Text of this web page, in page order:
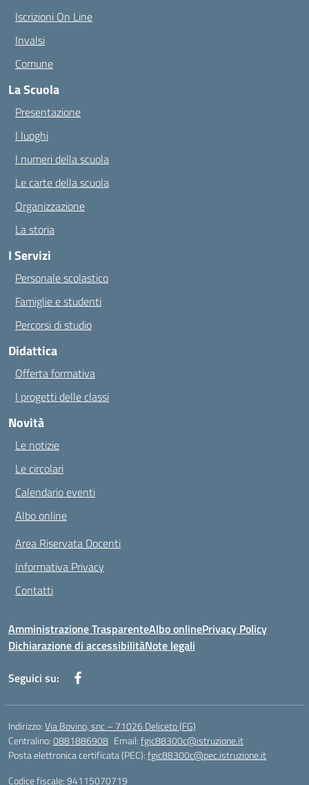
Iscrizioni On Line
Invalsi
Comune
La Scuola
Presentazione
I luoghi
I numeri della scuola
Le carte della scuola
Organizzazione
La storia
I Servizi
Personale scolastico
Famiglie e studenti
Percorsi di studio
Didattica
Offerta formativa
I progetti delle classi
Novità
Le notizie
Le circolari
Calendario eventi
Albo online
Area Riservata Docenti
Informativa Privacy
Contatti
Amministrazione TrasparenteAlbo onlinePrivacy Policy
Dichiarazione di accessibilitàNote legali
Seguici su:
Indirizzo:Via Bovino, snc – 71026 Deliceto (FG)
Centralino:0881886908 Email:fgic88300c@istruzione.it
Posta elettronica certificata (PEC):fgic88300c@pec.istruzione.it
Codice fiscale: 94115070719